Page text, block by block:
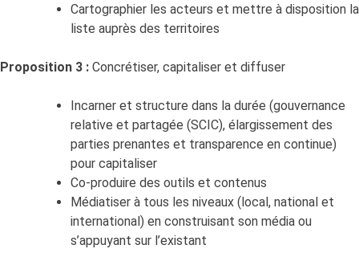
Cartographier les acteurs et mettre à disposition la
liste auprès des territoires
Proposition 3 : Concrétiser, capitaliser et diffuser
Incarner et structure dans la durée (gouvernance
relative et partagée (SCIC), élargissement des
parties prenantes et transparence en continue)
pour capitaliser
Co-produire des outils et contenus
Médiatiser à tous les niveaux (local, national et
international) en construisant son média ou
s’appuyant sur l’existant